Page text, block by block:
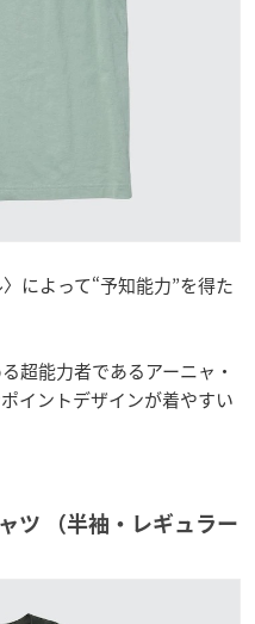
によって“予知能力”を得た
超能力者であるアーニャ・
イントデザインが着やすい
ツ （半袖・レギュラー